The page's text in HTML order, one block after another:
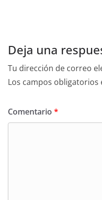
Deja una
Tu dirección de correo
Los campos obligatorios
Comentario *